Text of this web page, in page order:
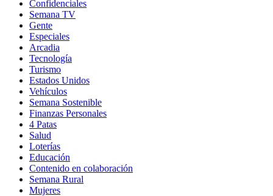
Confidenciales
Semana TV
Gente
Especiales
Arcadia
Tecnología
Turismo
Estados Unidos
Vehículos
Semana Sostenible
Finanzas Personales
4 Patas
Salud
Loterías
Educación
Contenido en colaboración
Semana Rural
Mujeres